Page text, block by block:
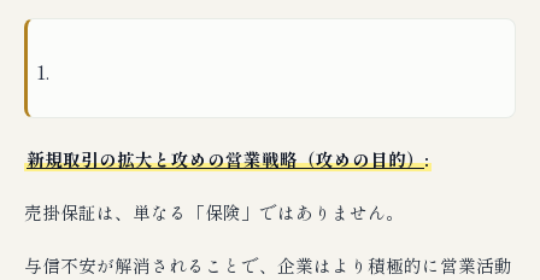
新規取引の拡大と攻めの営業戦略（攻めの目的）:
売掛保証は、単なる「保険」ではありません。
与信不安が解消されることで、企業はより積極的に営業活動